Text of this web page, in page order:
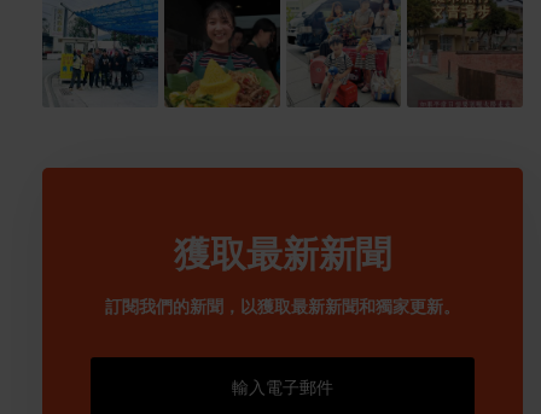
獲取最新新聞
訂閱我們的新聞，以獲取最新新聞和獨家更新。